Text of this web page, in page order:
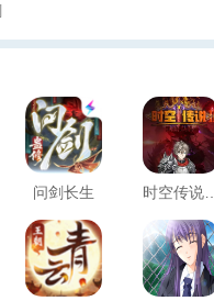
问剑长生